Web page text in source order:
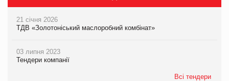
21 січня 2026
ТДВ «Золотоніський маслоробний комбінат»
03 липня 2023
Тендери компанії
Всі тендери